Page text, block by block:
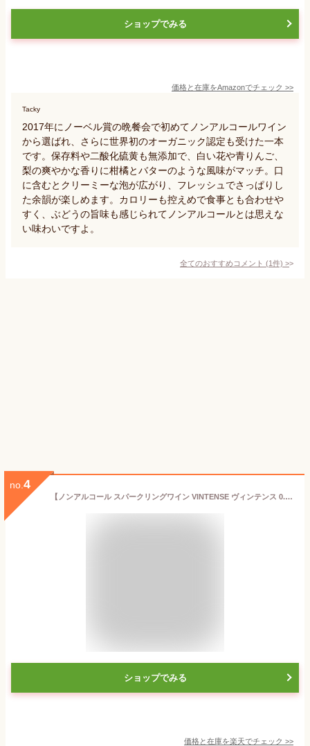
ショップでみる
価格と在庫をAmazonでチェック >>
Tacky
2017年にノーベル賞の晩餐会で初めてノンアルコールワイン
から選ばれ、さらに世界初のオーガニック認定も受けた一本
です。保存料や二酸化硫黄も無添加で、白い花や青りんご、
梨の爽やかな香りに柑橘とバターのような風味がマッチ。口
に含むとクリーミーな泡が広がり、フレッシュでさっぱりし
た余韻が楽しめます。カロリーも控えめで食事とも合わせや
すく、ぶどうの旨味も感じられてノンアルコールとは思えな
い味わいですよ。
全てのおすすめコメント (1件) >
no. 4
【ノンアルコール スパークリングワイン VINTENSE ヴィンテンス 0.0％ 750ml ブラン 6本 セット】 発泡 辛口 ベルギー ノンアルコール スパークリング ワイン 贈り物 記念日 パーティー お祝い ギフト プレゼント
ショップでみる
価格と在庫を楽天でチェック >>